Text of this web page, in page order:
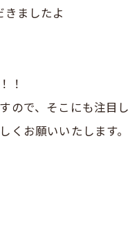
ましたよ
！
で、そこにも注目
お願いいたします。